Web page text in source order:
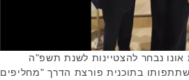
נבחר להצטיינות לשנת תשפ"ה
בתוכנית פורצת הדרך "מחליפים